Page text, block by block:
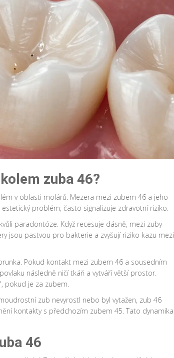
zuba 46?
v oblasti molárů. Mezera mezi zubem 46 a jeho
problém; často signalizuje zdravotní riziko.
paradontóze. Když recesuje dásně, mezi zuby
jsou pastvou pro bakterie a zvyšují riziko kazu mezi
Pokud kontakt mezi zubem 46 a sousedním
následně ničí tkáň a vytváří větší prostor.
pokud je za zubem.
zub nevyrostl nebo byl vytažen, zub 46
kontakty s předchozím zubem 45. Tato dynamika
46